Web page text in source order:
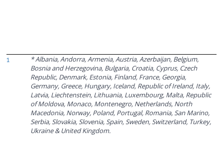
1
* Albania, Andorra, Armenia, Austria, Azerbaijan, Belgium,
Bosnia and Herzegovina, Bulgaria, Croatia, Cyprus, Czech
Republic, Denmark, Estonia, Finland, France, Georgia,
Germany, Greece, Hungary, Iceland, Republic of Ireland, Italy,
Latvia, Liechtenstein, Lithuania, Luxembourg, Malta, Republic
of Moldova, Monaco, Montenegro, Netherlands, North
Macedonia, Norway, Poland, Portugal, Romania, San Marino,
Serbia, Slovakia, Slovenia, Spain, Sweden, Switzerland, Turkey,
Ukraine & United Kingdom.